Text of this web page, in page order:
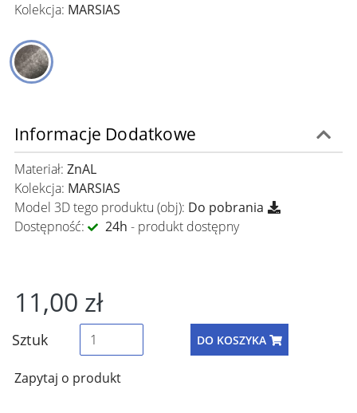
Kolekcja: MARSIAS
Informacje Dodatkowe
Materiał: ZnAL
Kolekcja: MARSIAS
Model 3D tego produktu (obj): Do pobrania
Dostępność:
24h - produkt dostępny
11,00 zł
Sztuk DO KOSZYKA
Zapytaj o produkt